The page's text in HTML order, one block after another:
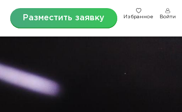
Разместить заявку Избранное Войти